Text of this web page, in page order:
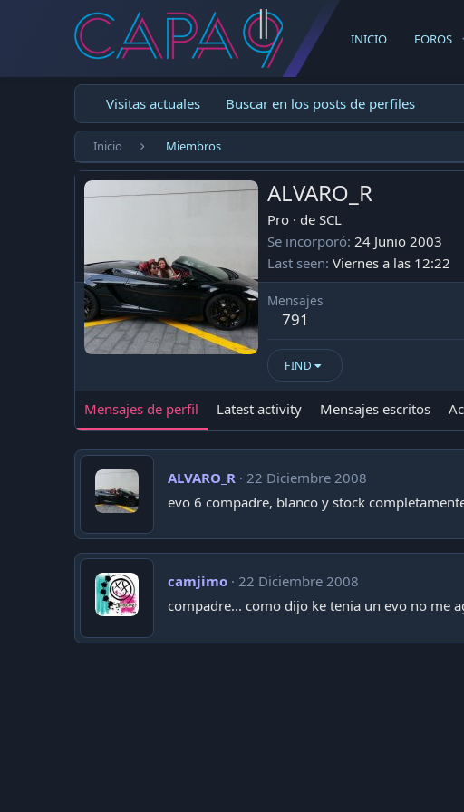
INICIO FOROS
Visitas actuales Buscar en los posts de perfiles
Inicio Miembros
ALVARO_R
Pro · de SCL
Se incorporó 24 Junio 2003
Last seen Viernes a las 12:22
Mensajes
791
FIND
Mensajes de perfil Latest activity Mensajes escritos
ALVARO_R
22 Diciembre 2008
evo 6 compadre, blanco y stock
camjimo 22 Diciembre 2008
compadre... como dijo ke tenia un evo no me